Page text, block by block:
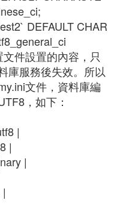
DEFAULT CHAR
件設置的內容，只
庫服務後失效。所以
文件，資料庫編
，如下：
|
|
|